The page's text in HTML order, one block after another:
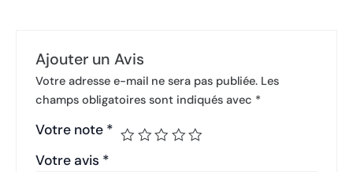
Ajouter un Avis
Votre adresse e-mail ne sera pas publiée. Les
champs obligatoires sont indiqués avec *
Votre note *
Votre avis *